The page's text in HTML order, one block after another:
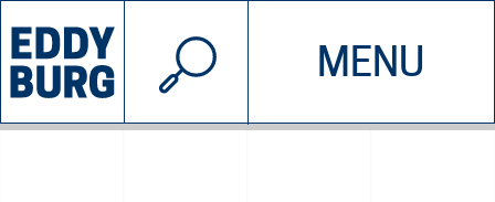
MENU
INIZIATIVE CHI SIAMO
© 2026 EDDYBURG